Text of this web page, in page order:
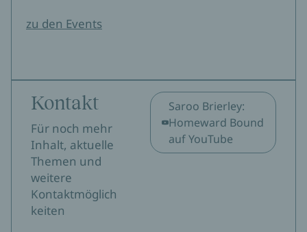
zu den Events
Kontakt
Für noch mehr
Inhalt, aktuelle
Themen und
weitere
Kontaktmöglich
keiten
Saroo Brierley:
Homeward Bound
auf YouTube